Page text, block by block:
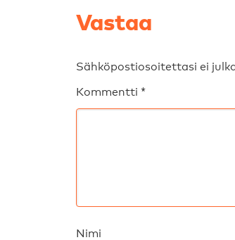
Vastaa
Sähköpostiosoitettasi ei
Kommentti *
Nimi